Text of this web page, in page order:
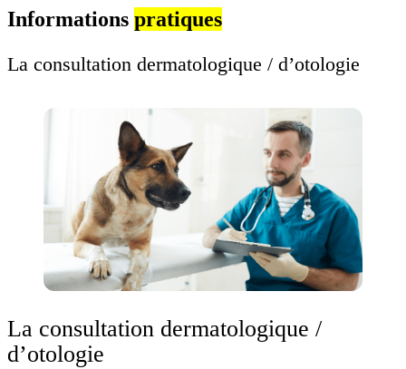
Informations pratiques
La consultation dermatologique / d’otologie
La consultation dermatologique /
d’otologie